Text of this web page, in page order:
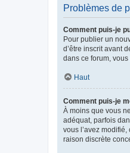
Problèmes de
Comment puis-je
Pour publier un
d’être inscrit avant
dans ce forum,
Haut
Comment puis-je
À moins que vous
adéquat, parfois
vous l’avez
raison discrète